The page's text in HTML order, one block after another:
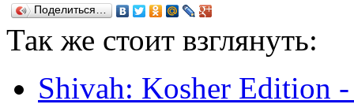
Поделиться…
Так же стоит взглянуть:
Shivah: Kosher Edition